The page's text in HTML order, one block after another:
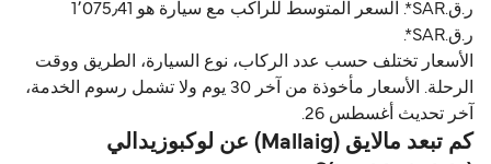
ر.ق.‏SAR*. السعر المتوسط للراكب مع سيارة هو 1٬075٫41
ر.ق.‏SAR*.
الأسعار تختلف حسب عدد الركاب، نوع السيارة، الطريق ووقت
الرحلة. الأسعار مأخوذة من آخر 30 يوم ولا تشمل رسوم الخدمة،
آخر تحديث أغسطس 26.
كم تبعد مالايق (Mallaig) عن لوكبوزيدالي